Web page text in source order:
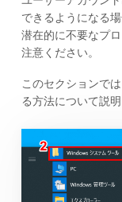
できるようになる
潜在的に不要なプ
注意ください。
このセクションで
る方法について説明